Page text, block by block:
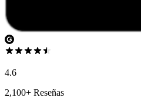
4.6
2,100+ Reseñas